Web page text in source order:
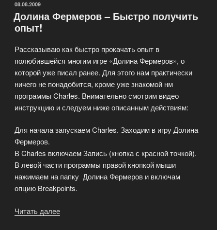
все
ОПУБЛИКОВАНО
08.08.2009
Долина Фермеров – Быстро получить
опыт!
Рассказываю как быстро прокачать опыт в
полюбившейся многим игре «Долина Фермеров», о
которой уже писал ранее. Для этого нам практически
ничего не понадобится, кроме уже знакомой нм
программы Charles. Внимательно смотрим видео
инструкцию и следуем ниже описанным действиям:
Для начала запускаем Charles. Заходим в игру Долина
Фермеров.
В Charles включаем Запись (кнопка с красной точкой).
В левой части программы правой кнопкой мыши
нажимаем на папку Долина Фермеров и включам
опцию Breakpoints.
Читать далее